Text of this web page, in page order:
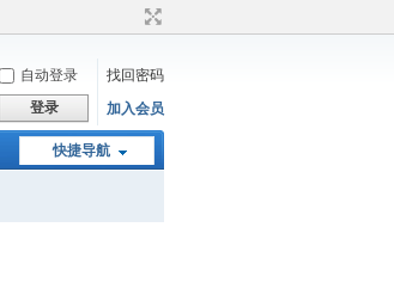
自动登录
找回密码
登录 加入会员
快捷导航